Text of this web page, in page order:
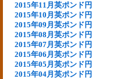
2015年11月英ポンド円
2015年10月英ポンド円
2015年09月英ポンド円
2015年08月英ポンド円
2015年07月英ポンド円
2015年06月英ポンド円
2015年05月英ポンド円
2015年04月英ポンド円